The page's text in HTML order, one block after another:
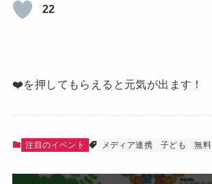
22
❤️を押してもらえると元気が出ます！
注目のイベント メディア連携 子ども 無料